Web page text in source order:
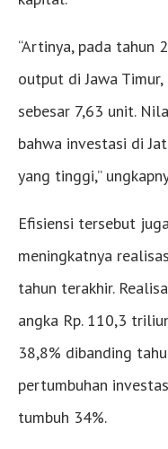
“Artinya, pada tahun
output di Jawa
sebesar 7,63 unit.
bahwa investasi di
yang tinggi,”
Efisiensi tersebut
meningkatnya
tahun terakhir.
angka Rp. 110,3
38,8% dibanding
pertumbuhan
tumbuh 34%.